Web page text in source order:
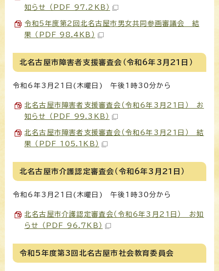
知らせ （PDF 97.2KB）
令和5年度第2回北名古屋市男女共同参画審議会 結
果 （PDF 98.4KB）
北名古屋市障害者支援審査会（令和6年3月21日）
令和6年3月21日(木曜日) 午後1時30分から
北名古屋市障害者支援審査会（令和6年3月21日） お
知らせ （PDF 99.3KB）
北名古屋市障害者支援審査会（令和6年3月21日） 結
果 （PDF 105.1KB）
北名古屋市介護認定審査会（令和6年3月21日）
令和6年3月21日(木曜日) 午後1時30分から
北名古屋市介護認定審査会（令和6年3月21日） お知
らせ （PDF 96.7KB）
令和5年度第3回北名古屋市社会教育委員会